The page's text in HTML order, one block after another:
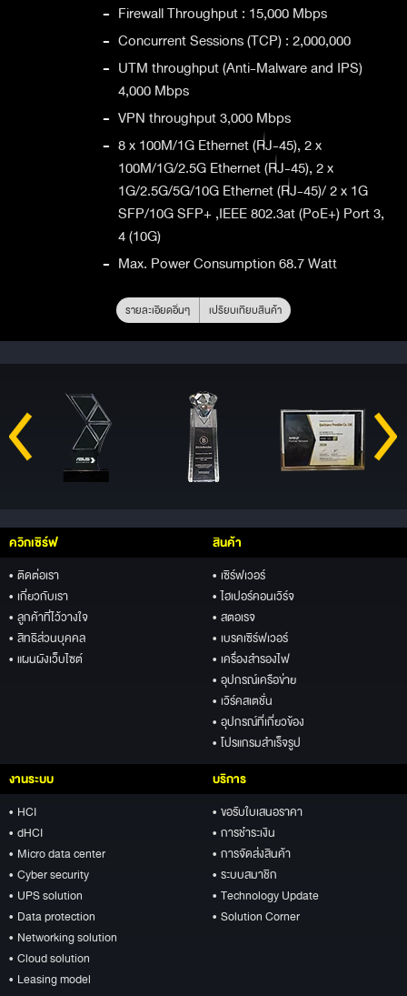
- Firewall Throughput : 15,000 Mbps
- Concurrent Sessions (TCP) : 2,000,000
- UTM throughput (Anti-Malware and IPS)
4,000 Mbps
- VPN throughput 3,000 Mbps
- 8 x 100M/1G Ethernet (RJ-45), 2 x
100M/1G/2.5G Ethernet (RJ-45), 2 x
1G/2.5G/5G/10G Ethernet (RJ-45)/ 2 x 1G
SFP/10G SFP+ ,IEEE 802.3at (PoE+) Port 3,
4 (10G)
- Max. Power Consumption 68.7 Watt
รายละเอียดอื่นๆ เปรียบเทียบสินค้า
ควิกเซิร์ฟ
• ติดต่อเรา
• เกี่ยวกับเรา
• ลูกค้าที่ไว้วางใจ
• สิทธิส่วนบุคคล
• แผนผังเว็บไซต์
สินค้า
• เซิร์ฟเวอร์
• ไฮเปอร์คอนเวิร์จ
• สตอเรจ
• เบรคเซิร์ฟเวอร์
• เครื่องสำรองไฟ
• อุปกรณ์เครือข่าย
• เวิร์คสเตชั่น
• อุปกรณ์ที่เกี่ยวข้อง
• โปรแกรมสำเร็จรูป
งานระบบ
• HCI
• dHCI
• Micro data center
• Cyber security
• UPS solution
• Data protection
• Networking solution
• Cloud solution
• Leasing model
บริการ
• ขอรับใบเสนอราคา
• การชำระเงิน
• การจัดส่งสินค้า
• ระบบสมาชิก
• Technology Update
• Solution Corner